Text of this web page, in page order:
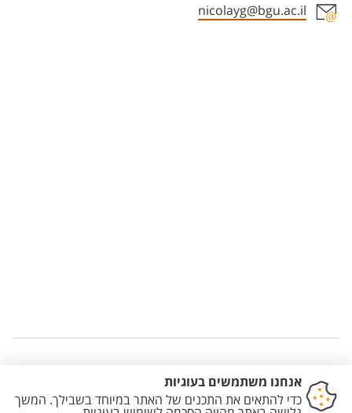
nicolayg@bgu.ac.il